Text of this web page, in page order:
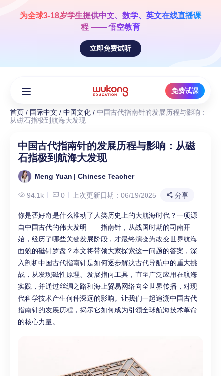
为全球3-18岁学生提供中文、数学、英文在线直播课
程 —— 悟空教育
立即免费试听
免费试课
首页 / 国际中文 / 中国文化 / 中国古代指南针的发展历程与影响：
从磁石指极到航海大发现
中国古代指南针的发展历程与影响：从磁
石指极到航海大发现
Meng Yuan | Chinese Teacher
94.1k 0 上次更新日期：06/19/2025 分享
你是否好奇是什么推动了人类历史上的大航海时代？一项源
自中国古代的伟大发明——指南针，从战国时期的司南开
始，经历了哪些关键发展阶段，才最终演变为改变世界航海
面貌的磁针罗盘？本文将带领大家探索这一问题的答案，深
入剖析中国古代指南针是如何逐步解决古代导航中的重大挑
战，从发现磁性原理、发展指向工具，直至广泛应用在航海
实践，并通过丝绸之路和海上贸易网络向全世界传播，对现
代科学技术产生何种深远的影响。让我们一起追溯中国古代
指南针的发展历程，揭示它如何成为引领全球航海技术革命
的核心力量。